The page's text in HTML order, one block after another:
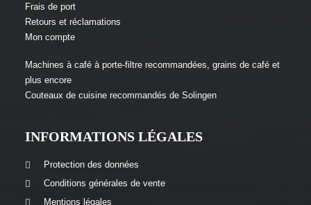
Frais de port
Retours et réclamations
Mon compte
Machines à café à porte-filtre recommandées, grains de café et
plus encore
Couteaux de cuisine recommandés de Solingen
INFORMATIONS LÉGALES
Protection des données
Conditions générales de vente
Mentions légales